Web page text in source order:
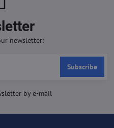
newsletter:
Subscribe
by e-mail